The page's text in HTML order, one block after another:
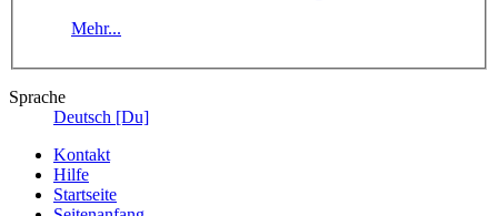
Mehr...
Sprache
Deutsch [Du]
Kontakt
Hilfe
Startseite